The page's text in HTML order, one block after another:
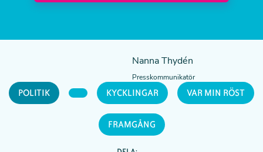
Nanna Thydén
Presskommunikatör
POLITIK KYCKLINGAR VAR MIN RÖST
FRAMGÅNG